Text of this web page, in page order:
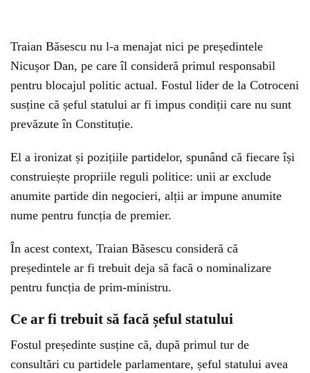
Traian Băsescu nu l-a menajat nici pe președintele
Nicușor Dan, pe care îl consideră primul responsabil
pentru blocajul politic actual. Fostul lider de la Cotroceni
susține că șeful statului ar fi impus condiții care nu sunt
prevăzute în Constituție.
El a ironizat și pozițiile partidelor, spunând că fiecare își
construiește propriile reguli politice: unii ar exclude
anumite partide din negocieri, alții ar impune anumite
nume pentru funcția de premier.
În acest context, Traian Băsescu consideră că
președintele ar fi trebuit deja să facă o nominalizare
pentru funcția de prim-ministru.
Ce ar fi trebuit să facă șeful statului
Fostul președinte susține că, după primul tur de
consultări cu partidele parlamentare, șeful statului avea